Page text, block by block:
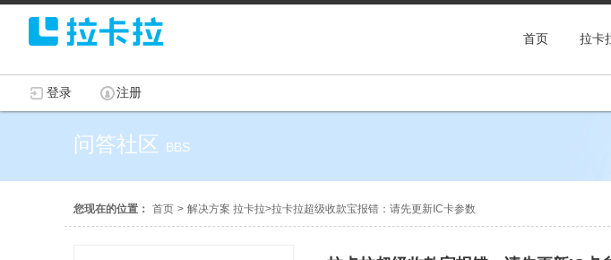
首页 拉卡
登录 注册
问答社区 BBS
您现在的位置： 首页 > 解决方案 拉卡拉>拉卡拉超级收款宝报错：请先更新IC卡参数